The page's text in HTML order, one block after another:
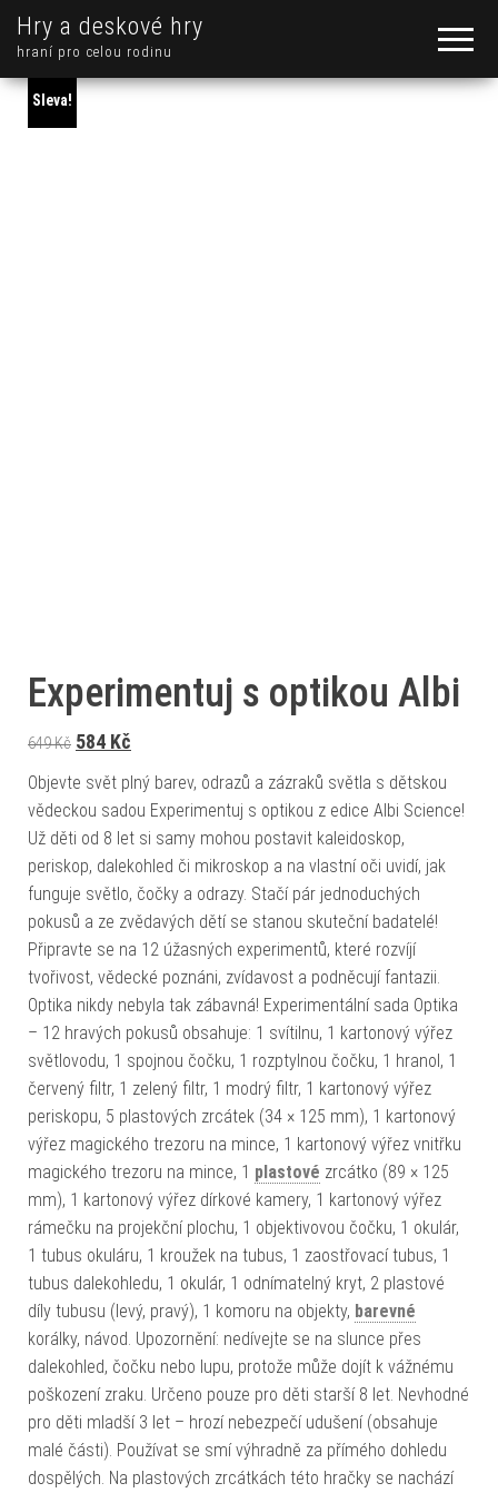
Hry a deskové hry
hraní pro celou rodinu
Sleva!
Experimentuj s optikou Albi
649Kč Původní cena byla: 649 Kč.
584 Kč
Objevte svět plný barev, odrazů a zázraků světla s dětskou
vědeckou sadou Experimentuj s optikou z edice Albi Science!
Už děti od 8 let si samy mohou postavit kaleidoskop,
periskop, dalekohled či mikroskop a na vlastní oči uvidí, jak
funguje světlo, čočky a odrazy. Stačí pár jednoduchých
pokusů a ze zvědavých dětí se stanou skuteční badatelé!
Připravte se na 12 úžasných experimentů, které rozvíjí
tvořivost, vědecké poznáni, zvídavost a podněcují fantazii.
Optika nikdy nebyla tak zábavná! Experimentální sada Optika
– 12 hravých pokusů obsahuje: 1 svítilnu, 1 kartonový výřez
světlovodu, 1 spojnou čočku, 1 rozptylnou čočku, 1 hranol, 1
červený filtr, 1 zelený filtr, 1 modrý filtr, 1 kartonový výřez
periskopu, 5 plastových zrcátek (34 × 125 mm), 1 kartonový
výřez magického trezoru na mince, 1 kartonový výřez vnitřku
magického trezoru na mince, 1 plastové zrcátko (89 × 125
mm), 1 kartonový výřez dírkové kamery, 1 kartonový výřez
rámečku na projekční plochu, 1 objektivovou čočku, 1 okulár,
1 tubus okuláru, 1 kroužek na tubus, 1 zaostřovací tubus, 1
tubus dalekohledu, 1 okulár, 1 odnímatelný kryt, 2 plastové
díly tubusu (levý, pravý), 1 komoru na objekty, barevné
korálky, návod. Upozornění: nedívejte se na slunce přes
dalekohled, čočku nebo lupu, protože může dojít k vážnému
poškození zraku. Určeno pouze pro děti starší 8 let. Nevhodné
pro děti mladší 3 let – hrozí nebezpečí udušení (obsahuje
malé části). Používat se smí výhradně za přímého dohledu
dospělých. Na plastových zrcátkách této hračky se nachází